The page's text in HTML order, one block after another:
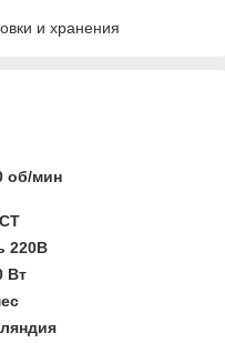
и хранения
об/мин
220В
Вт